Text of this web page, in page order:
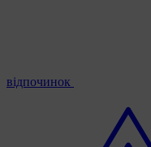
відпочинок